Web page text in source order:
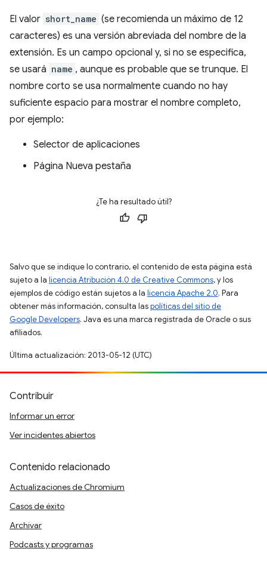
El valor short_name (se recomienda un máximo de 12
caracteres) es una versión abreviada del nombre de la
extensión. Es un campo opcional y, si no se especifica,
se usará name , aunque es probable que se trunque. El
nombre corto se usa normalmente cuando no hay
suficiente espacio para mostrar el nombre completo,
por ejemplo:
Selector de aplicaciones
Página Nueva pestaña
¿Te ha resultado útil?
Salvo que se indique lo contrario, el contenido de esta página está
sujeto a la licencia Atribución 4.0 de Creative Commons, y los
ejemplos de código están sujetos a la licencia Apache 2.0. Para
obtener más información, consulta laspolíticas del sitio de
Google Developers. Java es una marca registrada de Oracle o sus
afiliados.
Última actualización: 2013-05-12 (UTC)
Contribuir
Informar un error
Ver incidentes abiertos
Contenido relacionado
Actualizaciones de Chromium
Casos de éxito
Archivar
Podcasts y programas